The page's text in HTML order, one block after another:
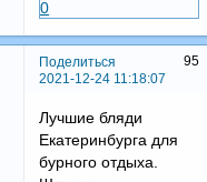
0
Поделиться
95
2021-12-24 11:18:07
Лучшие бляди
Екатеринбурга для
бурного отдыха.